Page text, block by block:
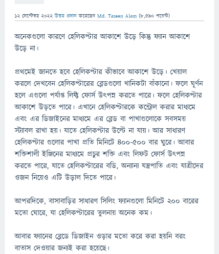
12 সেপ্টেম্বর 2022 উত্তর প্রদান করেছেন Md. Taseen Alam (8,590 পয়েন্ট)
অনেকগুলো কারণে হেলিকপ্টার আকাশে উড়ে কিন্তু ফ্যান আকাশে
উড়ে না।
প্রথমেই জানতে হবে হেলিকপ্টার কীভাবে আকাশে উড়ে। খেয়াল
করলে দেখবেন হেলিকপ্টারের ব্লেডগুলো খানিকটা বাঁকানো। ফলে ঘূর্ণন
হলে এগুলো পর্যাপ্ত লিফ্ট ফোর্স উৎপন্ন করতে পারে। ফলে হেলিকপ্টার
আকাশে উড়তে পারে। এখানে হেলিকপ্টারকে কন্ট্রোল করার মাধ্যমে
এবং এর ডিজাইনের মাধ্যমে এর ব্লেড বা পাখাগুলোকে সবসময়
স্ট্যাবল রাখা হয়। যাতে হেলিকপ্টার উল্টে না যায়। আর সাধারণ
হেলিকপ্টার গুলোর পাখা প্রতি মিনিটে ৪০০-৫০০ বার ঘুরে। আবার
শক্তিশালী ইঞ্জিনের মাধ্যমে প্রচুর শক্তি এবং লিফট ফোর্স উৎপন্ন
করতে পারে, যাতে হেলিকপ্টারের বডি, অন্যান্য যন্ত্রপাতি এবং যাত্রীদের
ওজন নিয়েও এটি উড়াল দিতে পারে।
আপরদিকে, বাসাবাড়ির সাধারণ সিলিং ফ্যানগুলো মিনিটে ২০০ বারের
মতো ঘোরে, যা হেলিকপ্টারের তুলনায় অনেক কম।
আবার ফ্যানের ব্লেডে ডিজাইন ওড়ার মতো করে করা হয়নি বরং
বাতাস দেওয়ার জন্যই করা হয়েছে।